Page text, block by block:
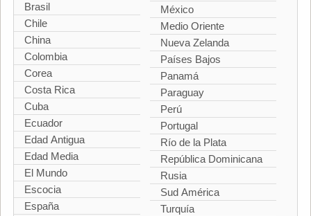
Brasil
Chile
China
Colombia
Corea
Costa Rica
Cuba
Ecuador
Edad Antigua
Edad Media
El Mundo
Escocia
España
México
Medio Oriente
Nueva Zelanda
Países Bajos
Panamá
Paraguay
Perú
Portugal
Río de la Plata
República Dominicana
Rusia
Sud América
Turquía